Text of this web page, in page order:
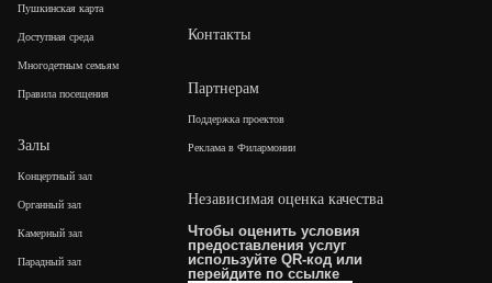
Пушкинская карта
Доступная среда
Многодетным семьям
Правила посещения
Залы
Концертный зал
Органный зал
Камерный зал
Парадный зал
Контакты
Партнерам
Поддержка проектов
Реклама в Филармонии
Независимая оценка качества
Чтобы оценить условия
предоставления услуг
используйте QR-код или
перейдите по ссылке